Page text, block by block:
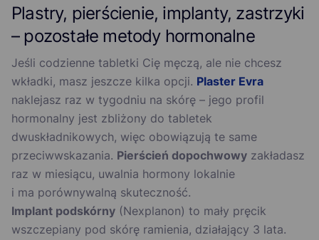
Plastry, pierścienie, implanty, zastrzyki
– pozostałe metody hormonalne
Jeśli codzienne tabletki Cię męczą, ale nie chcesz
wkładki, masz jeszcze kilka opcji. Plaster Evra
naklejasz raz w tygodniu na skórę – jego profil
hormonalny jest zbliżony do tabletek
dwuskładnikowych, więc obowiązują te same
przeciwwskazania. Pierścień dopochwowy zakładasz
raz w miesiącu, uwalnia hormony lokalnie
i ma porównywalną skuteczność.
Implant podskórny (Nexplanon) to mały pręcik
wszczepiany pod skórę ramienia, działający 3 lata.